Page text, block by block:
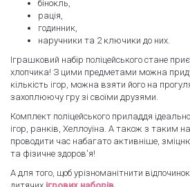
бінокль,
рація,
годинник,
наручники та 2 ключики до них.
Іграшковий набір поліцейського стане
хлопчика! З цими предметами можна
кількість ігор, можна взяти його на
захоплюючу гру зі своїми друзями.
Комплект поліцейського приладдя
ігор, ранків, Хеллоуїна. А також з таким
проводити час набагато активніше,
та фізичне здоров'я!
А для того, щоб урізноманітнити